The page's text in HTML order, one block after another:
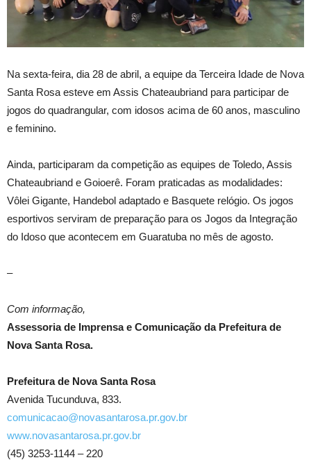
Na sexta-feira, dia 28 de abril, a equipe da Terceira Idade de Nova
Santa Rosa esteve em Assis Chateaubriand para participar de
jogos do quadrangular, com idosos acima de 60 anos, masculino
e feminino.
Ainda, participaram da competição as equipes de Toledo, Assis
Chateaubriand e Goioerê. Foram praticadas as modalidades:
Vôlei Gigante, Handebol adaptado e Basquete relógio. Os jogos
esportivos serviram de preparação para os Jogos da Integração
do Idoso que acontecem em Guaratuba no mês de agosto.
–
Com informação,
Assessoria de Imprensa e Comunicação da Prefeitura de
Nova Santa Rosa.
Prefeitura de Nova Santa Rosa
Avenida Tucunduva, 833.
comunicacao@novasantarosa.pr.gov.br
www.novasantarosa.pr.gov.br
(45) 3253-1144 – 220